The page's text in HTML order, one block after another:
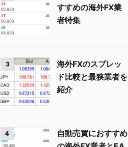
すすめの海外FX業
者特集
3
海外FXのスプレッ
ド比較と最狭業者を
紹介
4
自動売買におすすめ